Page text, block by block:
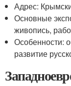
Адрес:
Основные
живопись,
Особенности:
развитие